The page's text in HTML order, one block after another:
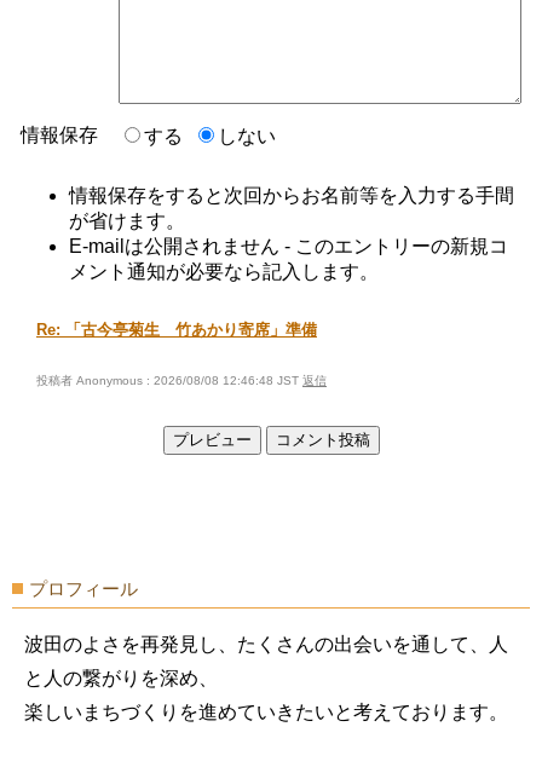
情報保存 する しない
情報保存をすると次回からお名前等を入力する手間
が省けます。
E-mailは公開されません - このエントリーの新規コ
メント通知が必要なら記入します。
Re: 「古今亭菊生 竹あかり寄席」準備
投稿者 Anonymous : 2026/08/08 12:46:48 JST 返信
プロフィール
波田のよさを再発見し、たくさんの出会いを通して、人
と人の繋がりを深め、
楽しいまちづくりを進めていきたいと考えております。